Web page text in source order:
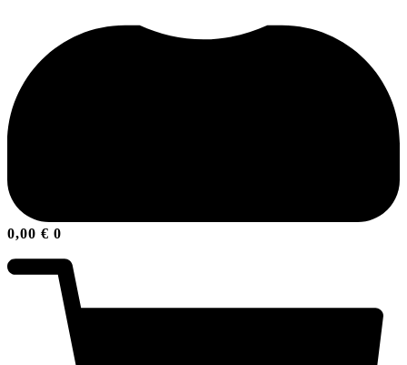
0,00 € 0